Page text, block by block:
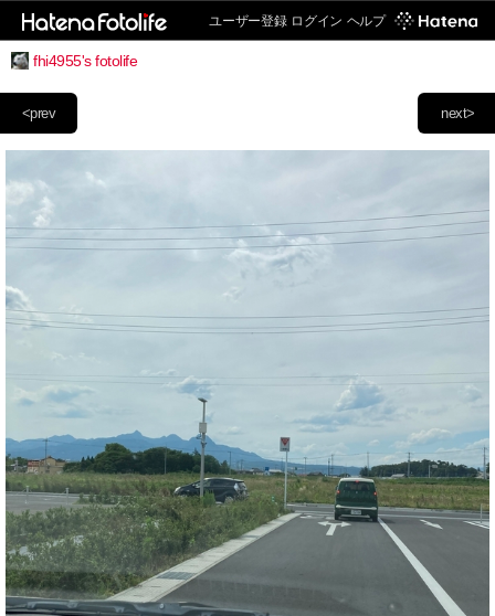
ユーザー登録 ログイン ヘルプ
fhi4955's fotolife
next>
<prev